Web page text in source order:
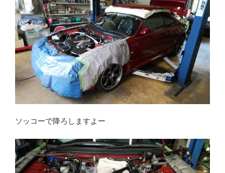
ソッコーで降ろしますよー